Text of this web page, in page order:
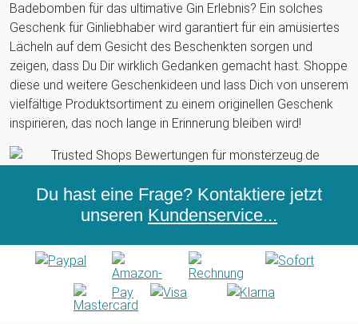
Badebomben für das ultimative Gin Erlebnis? Ein solches
Geschenk für Ginliebhaber wird garantiert für ein amüsiertes
Lächeln auf dem Gesicht des Beschenkten sorgen und
zeigen, dass Du Dir wirklich Gedanken gemacht hast. Shoppe
diese und weitere Geschenkideen und lass Dich von unserem
vielfältige Produktsortiment zu einem originellen Geschenk
inspirieren, das noch lange in Erinnerung bleiben wird!
Du hast eine Frage? Kontaktiere jetzt
unseren Kundenservice...